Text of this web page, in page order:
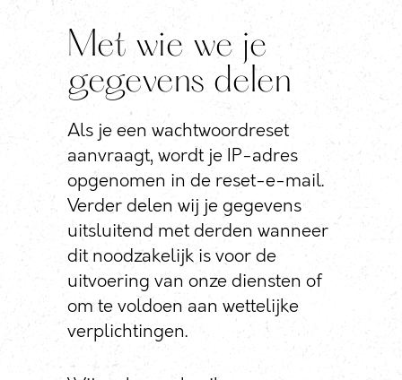
Met wie we je
gegevens delen
Als je een wachtwoordreset
aanvraagt, wordt je IP-adres
opgenomen in de reset-e-mail.
Verder delen wij je gegevens
uitsluitend met derden wanneer
dit noodzakelijk is voor de
uitvoering van onze diensten of
om te voldoen aan wettelijke
verplichtingen.